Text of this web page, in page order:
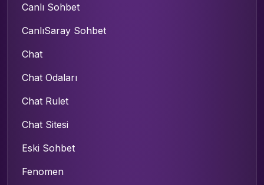
Canlı Sohbet
CanlıSaray Sohbet
Chat
Chat Odaları
Chat Rulet
Chat Sitesi
Eski Sohbet
Fenomen